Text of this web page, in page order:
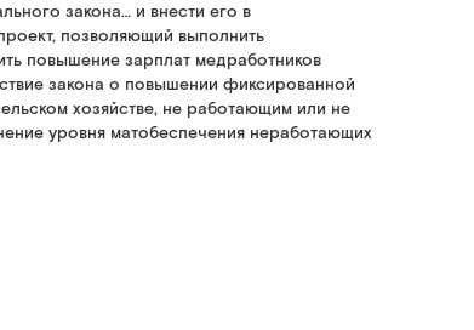
закона… и внести его в
позволяющий выполнить
повышение зарплат медработников
закона о повышении фиксированной
хозяйстве, не работающим или не
уровня матобеспечения неработающих